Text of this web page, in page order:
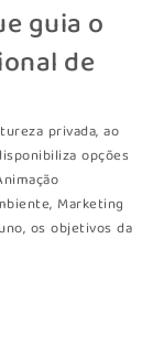
guia o
de
privada, ao
opções
Marketing
os objetivos da